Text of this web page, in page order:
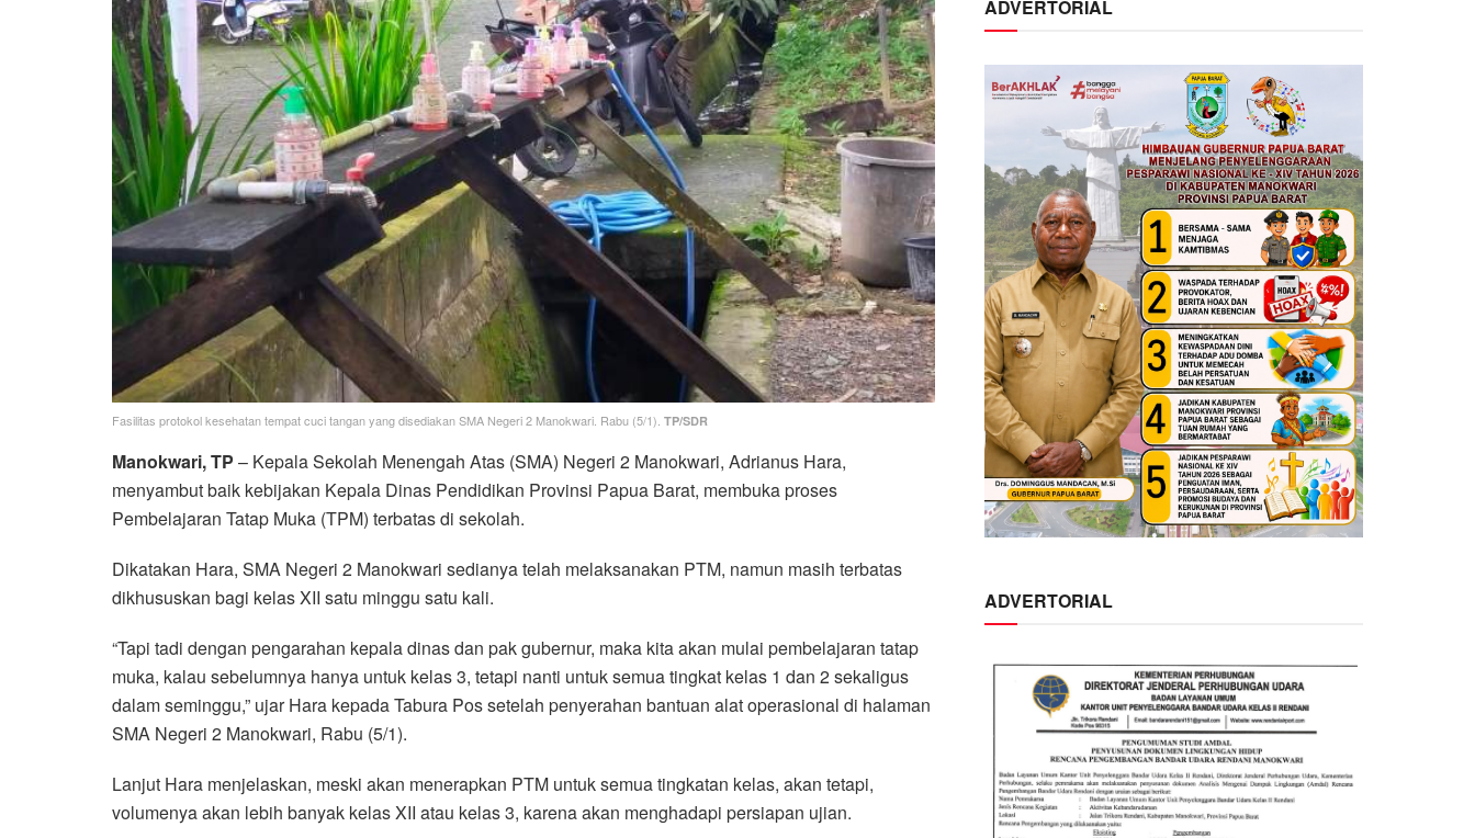
Fasilitas protokol kesehatan tempat cuci tangan yang disediakan SMA Negeri 2 Manokwari. Rabu (5/1). TP/SDR
Manokwari, TP – Kepala Sekolah Menengah Atas (SMA) Negeri 2 Manokwari, Adrianus Hara,
menyambut baik kebijakan Kepala Dinas Pendidikan Provinsi Papua Barat, membuka proses
Pembelajaran Tatap Muka (TPM) terbatas di sekolah.
Dikatakan Hara, SMA Negeri 2 Manokwari sedianya telah melaksanakan PTM, namun masih terbatas
dikhususkan bagi kelas XII satu minggu satu kali.
“Tapi tadi dengan pengarahan kepala dinas dan pak gubernur, maka kita akan mulai pembelajaran tatap
muka, kalau sebelumnya hanya untuk kelas 3, tetapi nanti untuk semua tingkat kelas 1 dan 2 sekaligus
dalam seminggu,” ujar Hara kepada Tabura Pos setelah penyerahan bantuan alat operasional di halaman
SMA Negeri 2 Manokwari, Rabu (5/1).
Lanjut Hara menjelaskan, meski akan menerapkan PTM untuk semua tingkatan kelas, akan tetapi,
volumenya akan lebih banyak kelas XII atau kelas 3, karena akan menghadapi persiapan ujian.
ADVERTORIAL
ADVERTORIAL